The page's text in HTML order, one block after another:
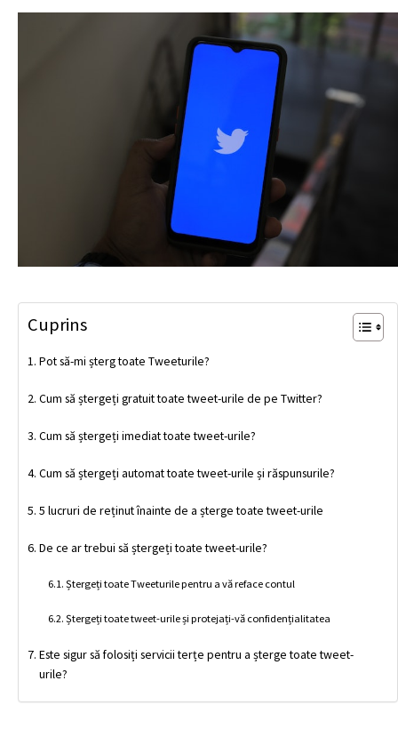
Cuprins
Pot să-mi șterg toate Tweeturile?
Cum să ștergeți gratuit toate tweet-urile de pe Twitter?
Cum să ștergeți imediat toate tweet-urile?
Cum să ștergeți automat toate tweet-urile și răspunsurile?
5 lucruri de reținut înainte de a șterge toate tweet-urile
De ce ar trebui să ștergeți toate tweet-urile?
Ștergeți toate Tweeturile pentru a vă reface contul
Ștergeți toate tweet-urile și protejați-vă confidențialitatea
Este sigur să folosiți servicii terțe pentru a șterge toate tweet-
urile?